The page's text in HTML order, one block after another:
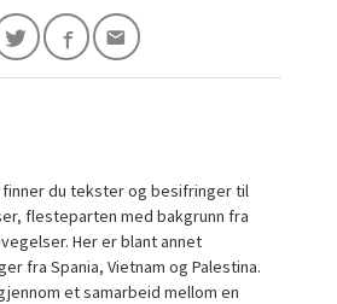
du tekster og besifringer til
flesteparten med bakgrunn fra
Her er blant annet
fra Spania, Vietnam og Palestina.
et samarbeid mellom en